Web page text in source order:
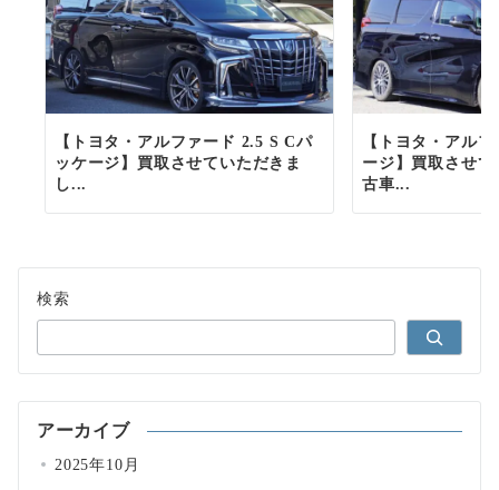
【トヨタ・アルファード 2.5 S Cパ
ッケージ】買取させていただきま
し...
【トヨタ・アル
ージ】買取させ
古車...
検索
アーカイブ
2025年10月